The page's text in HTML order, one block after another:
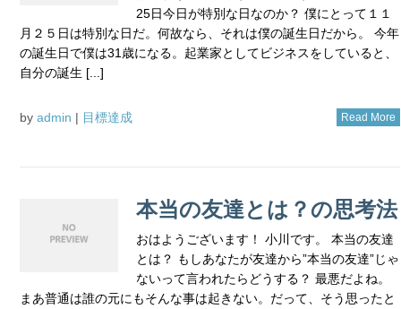
25日今日が特別な日なのか？ 僕にとって１１
月２５日は特別な日だ。何故なら、それは僕の誕生日だから。 今年
の誕生日で僕は31歳になる。起業家としてビジネスをしていると、
自分の誕生 [...]
by admin | 目標達成 Read More
本当の友達とは？の思考法
おはようございます！ 小川です。 本当の友達
とは？ もしあなたが友達から”本当の友達”じゃ
ないって言われたらどうする？ 最悪だよね。
まあ普通は誰の元にもそんな事は起きない。だって、そう思ったと